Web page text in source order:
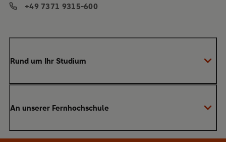
Rund um Ihr Studium
Anrechnung von Vorleistungen
Studienberatung
An unserer Fernhochschule
Warum SRH?
+49 7371 9315-600